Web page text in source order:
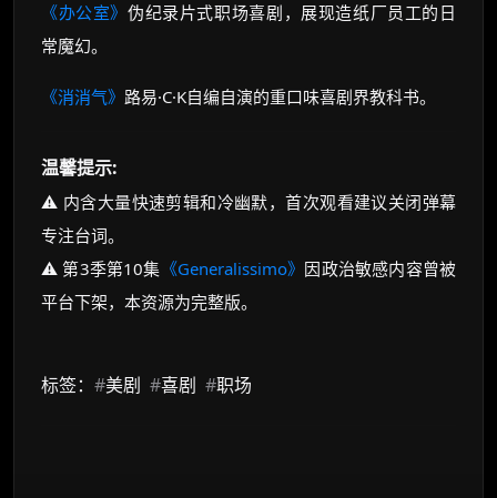
《办公室》伪纪录片式职场喜剧，展现造纸厂员工的日
常魔幻。
《消消气》 路易·C·K自编自演的重口味喜剧界教科书。
温馨提示:
⚠️ 内含大量快速剪辑和冷幽默，首次观看建议关闭弹幕
专注台词。
⚠️ 第3季第10集 《Generalissimo》 因政治敏感内容曾被
平台下架，本资源为完整版。
标签： #美剧 #喜剧 #职场